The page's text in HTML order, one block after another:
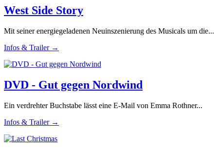
West Side Story
Mit seiner energiegeladenen Neuinszenierung des Musicals um die...
Infos & Trailer →
DVD - Gut gegen Nordwind
Ein verdrehter Buchstabe lässt eine E-Mail von Emma Rothner...
Infos & Trailer →